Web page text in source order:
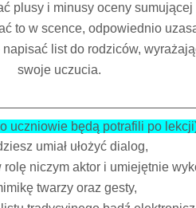
plusy i minusy oceny sumującej
to w scence, odpowiednio
list do rodziców,
swoje uczucia.
uczniowie będą potrafili po
umiał ułożyć dialog,
rolę niczym aktor i umiejętnie
twarzy oraz gesty,